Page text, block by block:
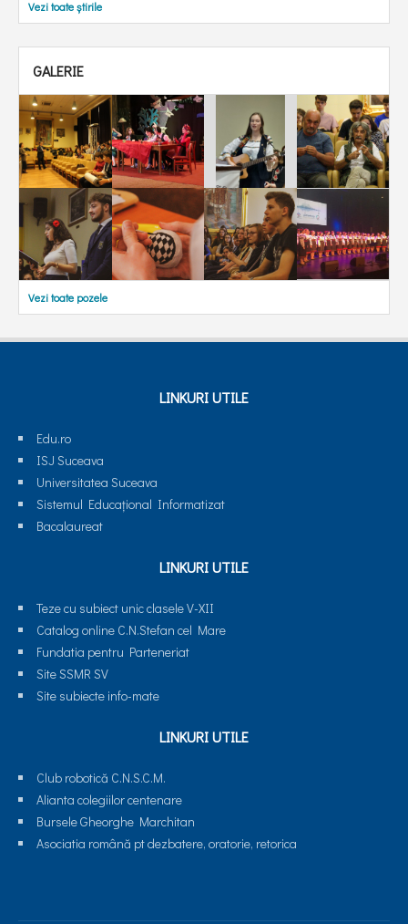
Vezi toate știrile
GALERIE
Vezi toate pozele
LINKURI UTILE
Edu.ro
ISJ Suceava
Universitatea Suceava
Sistemul Educaţional Informatizat
Bacalaureat
LINKURI UTILE
Teze cu subiect unic clasele V-XII
Catalog online C.N.Stefan cel Mare
Fundatia pentru Parteneriat
Site SSMR SV
Site subiecte info-mate
LINKURI UTILE
Club robotică C.N.S.C.M.
Alianta colegiilor centenare
Bursele Gheorghe Marchitan
Asociatia română pt dezbatere, oratorie, retorica